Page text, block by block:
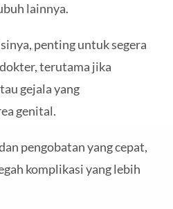
lainnya.
penting untuk segera
terutama jika
gejala yang
genital.
pengobatan yang cepat,
komplikasi yang lebih